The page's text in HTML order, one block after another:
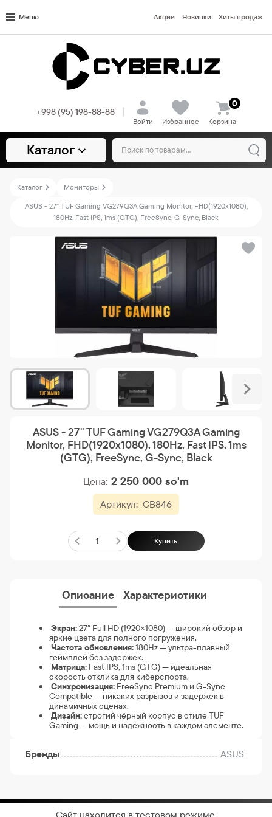
Меню Акции Новинки Хиты продаж
+998 (95) 198-88-88
Войти Избранное Корзина
0
Каталог
Каталог
Мониторы
ASUS - 27" TUF Gaming VG279Q3A Gaming Monitor, FHD(1920x1080),
180Hz, Fast IPS, 1ms (GTG), FreeSync, G-Sync, Black
ASUS - 27" TUF Gaming VG279Q3A Gaming
Monitor, FHD(1920x1080), 180Hz, Fast IPS, 1ms
(GTG), FreeSync, G-Sync, Black
Артикул: CB846
Цена: 2 250 000 so'm
Купить
Описание Характеристики
Экран:27″ Full HD (1920×1080) — широкий обзор и
яркие цвета для полного погружения.
Частота обновления:180Hz — ультра-плавный
геймплей без задержек.
Матрица: Fast IPS, 1ms (GTG) — идеальная
скорость отклика для киберспорта.
Синхронизация: FreeSync Premium и G-Sync
Compatible — никаких разрывов и задержек в
динамичных сценах.
Дизайн:строгий чёрный корпус в стиле TUF
Gaming — мощь и надёжность в каждом элементе.
Бренды ASUS